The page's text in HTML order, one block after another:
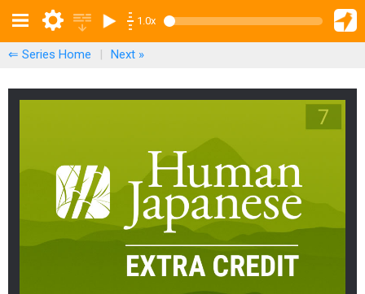
1.0x
⇐ Series Home | Next »